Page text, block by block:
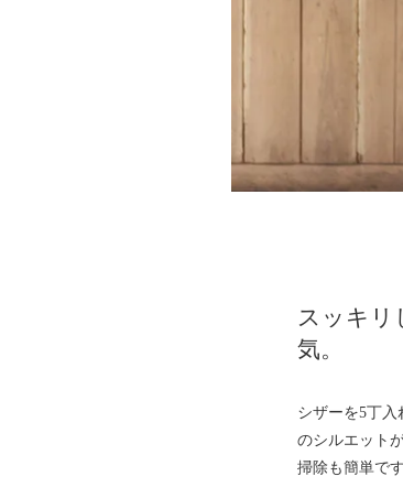
スッキリ
気。
シザーを5丁
のシルエット
掃除も簡単です